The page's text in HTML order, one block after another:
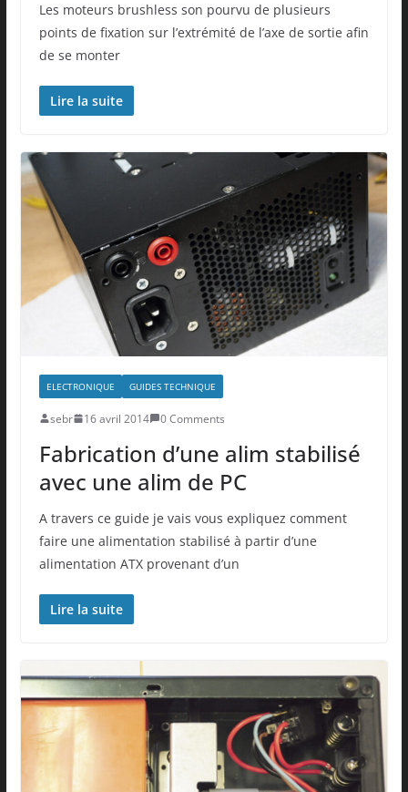
Les moteurs brushless son pourvu de plusieurs
points de fixation sur l’extrémité de l’axe de sortie afin
de se monter
Lire la suite
ELECTRONIQUE GUIDES TECHNIQUE
sebr 16 avril 2014 0 Comments
Fabrication d’une alim stabilisé
avec une alim de PC
A travers ce guide je vais vous expliquez comment
faire une alimentation stabilisé à partir d’une
alimentation ATX provenant d’un
Lire la suite